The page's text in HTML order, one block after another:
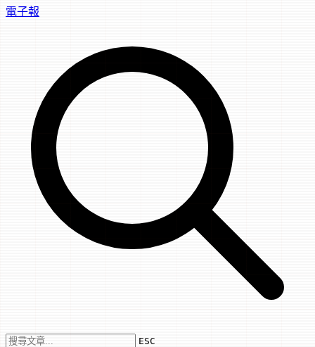
電子報
Use arrow keys to navigate results,
ESC